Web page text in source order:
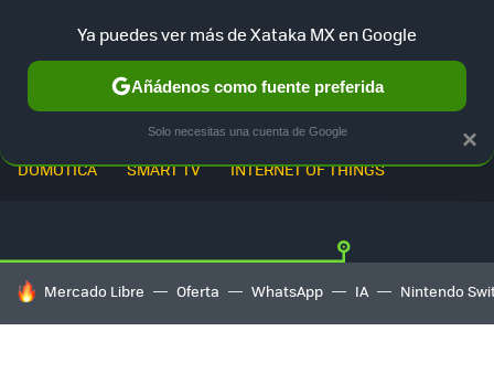
DOMÓTICA SMART TV INTERNET OF THINGS
HOY SE HABLA DE
Mercado Libre Oferta WhatsApp IA Nintendo
×
Ya puedes ver más de Xataka MX en Google
Añádenos como fuente preferida
Solo necesitas una cuenta de Google